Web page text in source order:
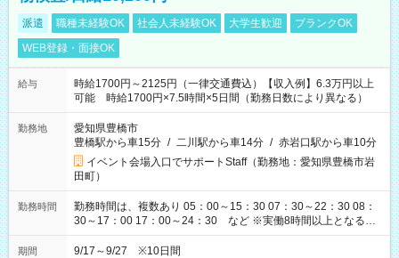
派遣 職種未経験OK 社会人未経験OK 大学生歓迎
ブランクOK
WEB登録・面接OK
給与
時給1700円～2125円（一律交通費込）【収入例】6.3万円以上
可能 時給1700円×7.5時間×5日間（勤務日数により異なる）
勤務地
愛知県豊橋市
豊橋駅から車15分 / 二川駅から車14分 / 赤岩口駅から車10分
イベント会場入口でサポートStaff（勤務地：愛知県豊橋市岩
田町）
勤務時間
勤務時間は、複数あり 05：00～15：30 07：30～22：30 08：
30～17：00 17：00～24：30 など ※実働8時間以上となる勤
務もあります。 【休憩】60分+他休憩あり 交替で取得します。
安全面に配慮しこまめな休憩があります。
期間 9/17～9/27 ※10日間